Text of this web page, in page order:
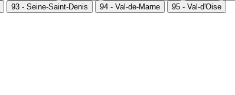
93 - Seine-Saint-Denis 94 - Val-de-Marne 95 - Val-d'Oise